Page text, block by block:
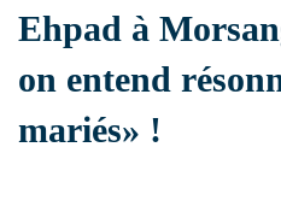
Ehpad à
on entend
mariés» !